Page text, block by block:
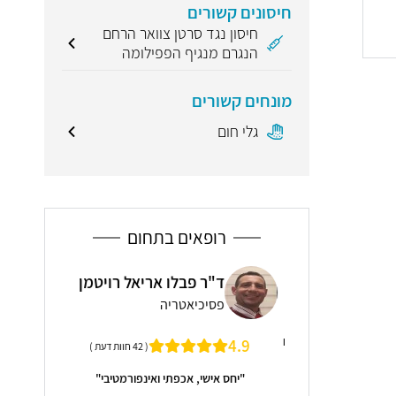
חיסונים קשורים
חיסון נגד סרטן צוואר הרחם
הנגרם מנגיף הפפילומה
מונחים קשורים
גלי חום
רופאים בתחום
ד"ר פבלו אריאל רויטמן
פסיכיאטריה
4.9 ( 42 חוות דעת )
"יחס אישי, אכפתי ואינפורמטיבי"